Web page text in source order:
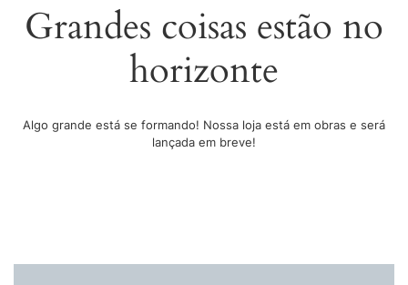
Grandes coisas estão no
horizonte
Algo grande está se formando! Nossa loja está em obras e será
lançada em breve!